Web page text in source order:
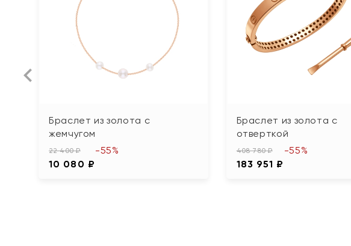
Браслет из золота с
жемчугом
22 400 ₽
10 080 ₽
-55%
Браслет из золота с
отверткой
408 780 ₽
183 951 ₽
-55%